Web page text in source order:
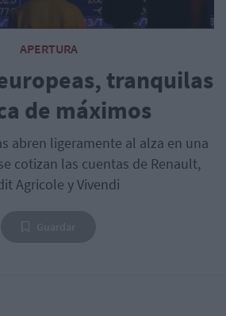
APERTURA
tranquilas
de máximos
abren ligeramente al alza en una
cotizan las cuentas de Renault,
Agricole y Vivendi